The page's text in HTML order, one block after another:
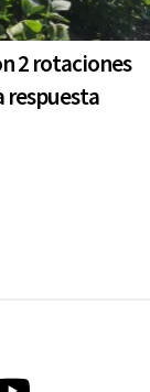
2 rotaciones
respuesta